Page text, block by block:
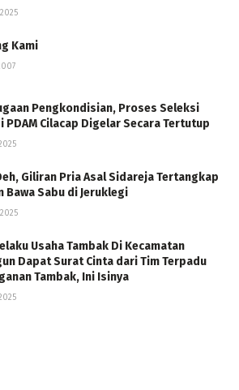
Kami
Pengkondisian, Proses Seleksi
PDAM Cilacap Digelar Secara Tertutup
Giliran Pria Asal Sidareja Tertangkap
Bawa Sabu di Jeruklegi
Usaha Tambak Di Kecamatan
Dapat Surat Cinta dari Tim Terpadu
Tambak, Ini Isinya